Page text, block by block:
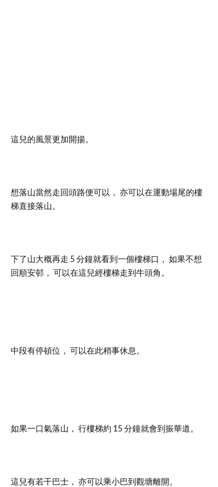
這兒的風景更加開揚。
想落山當然走回頭路便可以， 亦可以在運動場尾的樓
梯直接落山。
下了山大概再走 5 分鐘就看到一個樓梯口， 如果不想
回順安邨， 可以在這兒經樓梯走到牛頭角。
中段有停頓位， 可以在此稍事休息。
如果一口氣落山， 行樓梯約 15 分鐘就會到振華道。
這兒有若干巴士， 亦可以乘小巴到觀塘離開。